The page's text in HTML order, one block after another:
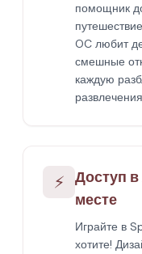
помощник
OC любит
смешные
каждую
⚡ Доступ
месте
Играйте в
хотите!